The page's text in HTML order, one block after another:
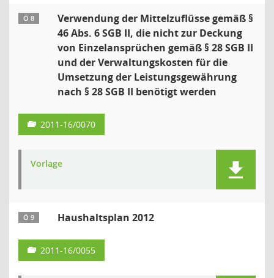
Ö 8
Verwendung der Mittelzuflüsse gemäß §
46 Abs. 6 SGB II, die nicht zur Deckung
von Einzelansprüchen gemäß § 28 SGB II
und der Verwaltungskosten für die
Umsetzung der Leistungsgewährung
nach § 28 SGB II benötigt werden
2011-16/0070
Vorlage
Ö 9 Haushaltsplan 2012
2011-16/0055